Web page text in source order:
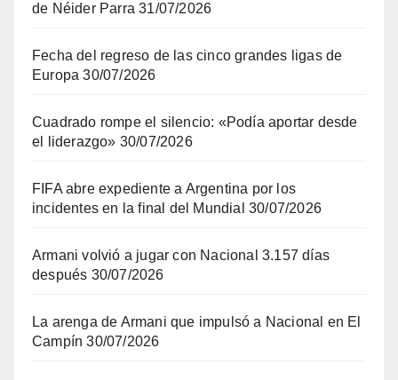
de Néider Parra 31/07/2026
Fecha del regreso de las cinco grandes ligas de
Europa 30/07/2026
Cuadrado rompe el silencio: «Podía aportar desde
el liderazgo» 30/07/2026
FIFA abre expediente a Argentina por los
incidentes en la final del Mundial 30/07/2026
Armani volvió a jugar con Nacional 3.157 días
después 30/07/2026
La arenga de Armani que impulsó a Nacional en El
Campín 30/07/2026